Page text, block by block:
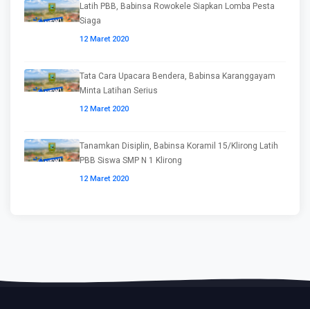
Latih PBB, Babinsa Rowokele Siapkan Lomba Pesta
Siaga
12 Maret 2020
Tata Cara Upacara Bendera, Babinsa Karanggayam
Minta Latihan Serius
12 Maret 2020
Tanamkan Disiplin, Babinsa Koramil 15/Klirong Latih
PBB Siswa SMP N 1 Klirong
12 Maret 2020